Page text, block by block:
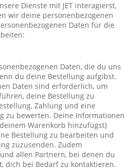
Dienste mit JET interagierst,
wir deine personenbezogenen
Daten für die
Daten, die du uns
du deine Bestellung aufgibst.
Daten sind erforderlich, um
deine Bestellung zu
Zahlung und eine
zu bewerten. Deine Informationen
Warenkorb hinzufügst)
Bestellung zu bearbeiten und
zuzusenden. Zudem
allen Partnern, bei denen du
dich bei Bedarf zu kontaktieren.